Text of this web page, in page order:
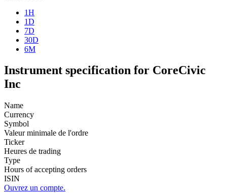
1H
1D
7D
30D
6M
Instrument specification for CoreCivic
Inc
Name
Currency
Symbol
Valeur minimale de l'ordre
Ticker
Heures de trading
Type
Hours of accepting orders
ISIN
Ouvrez un compte.